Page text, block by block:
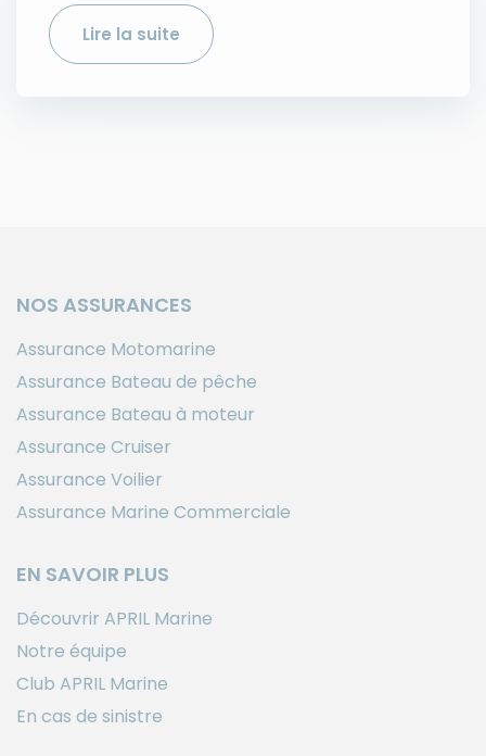
Lire la suite
NOS ASSURANCES
Assurance Motomarine
Assurance Bateau de pêche
Assurance Bateau à moteur
Assurance Cruiser
Assurance Voilier
Assurance Marine Commerciale
EN SAVOIR PLUS
Découvrir APRIL Marine
Notre équipe
Club APRIL Marine
En cas de sinistre